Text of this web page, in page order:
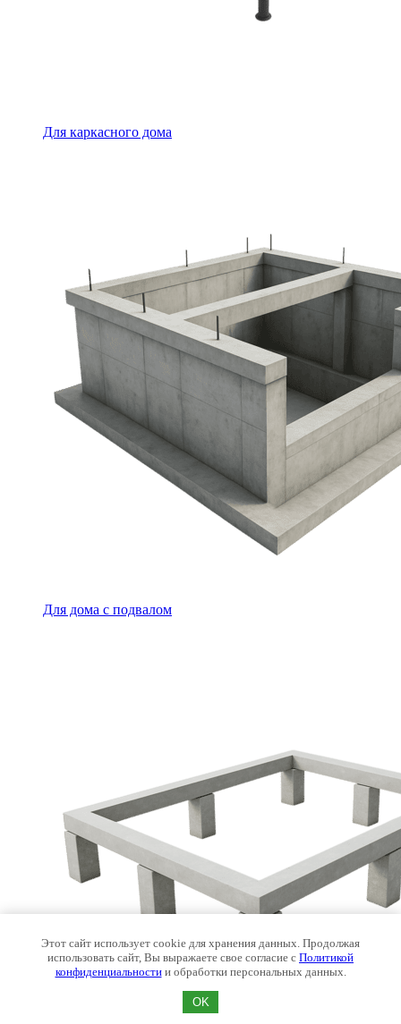
Для каркасного дома
Для дома с подвалом
Этот сайт использует cookie для хранения данных. Продолжая
использовать сайт, Вы выражаете свое согласие с Политикой
конфиденциальностии обработки персональных данных.
OK